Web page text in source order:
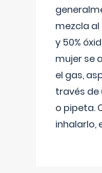
mezcla al
y 50%
mujer se
el gas,
través de
o pipeta.
inhalarlo,